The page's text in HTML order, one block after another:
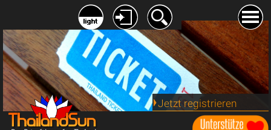
Jetzt registrieren